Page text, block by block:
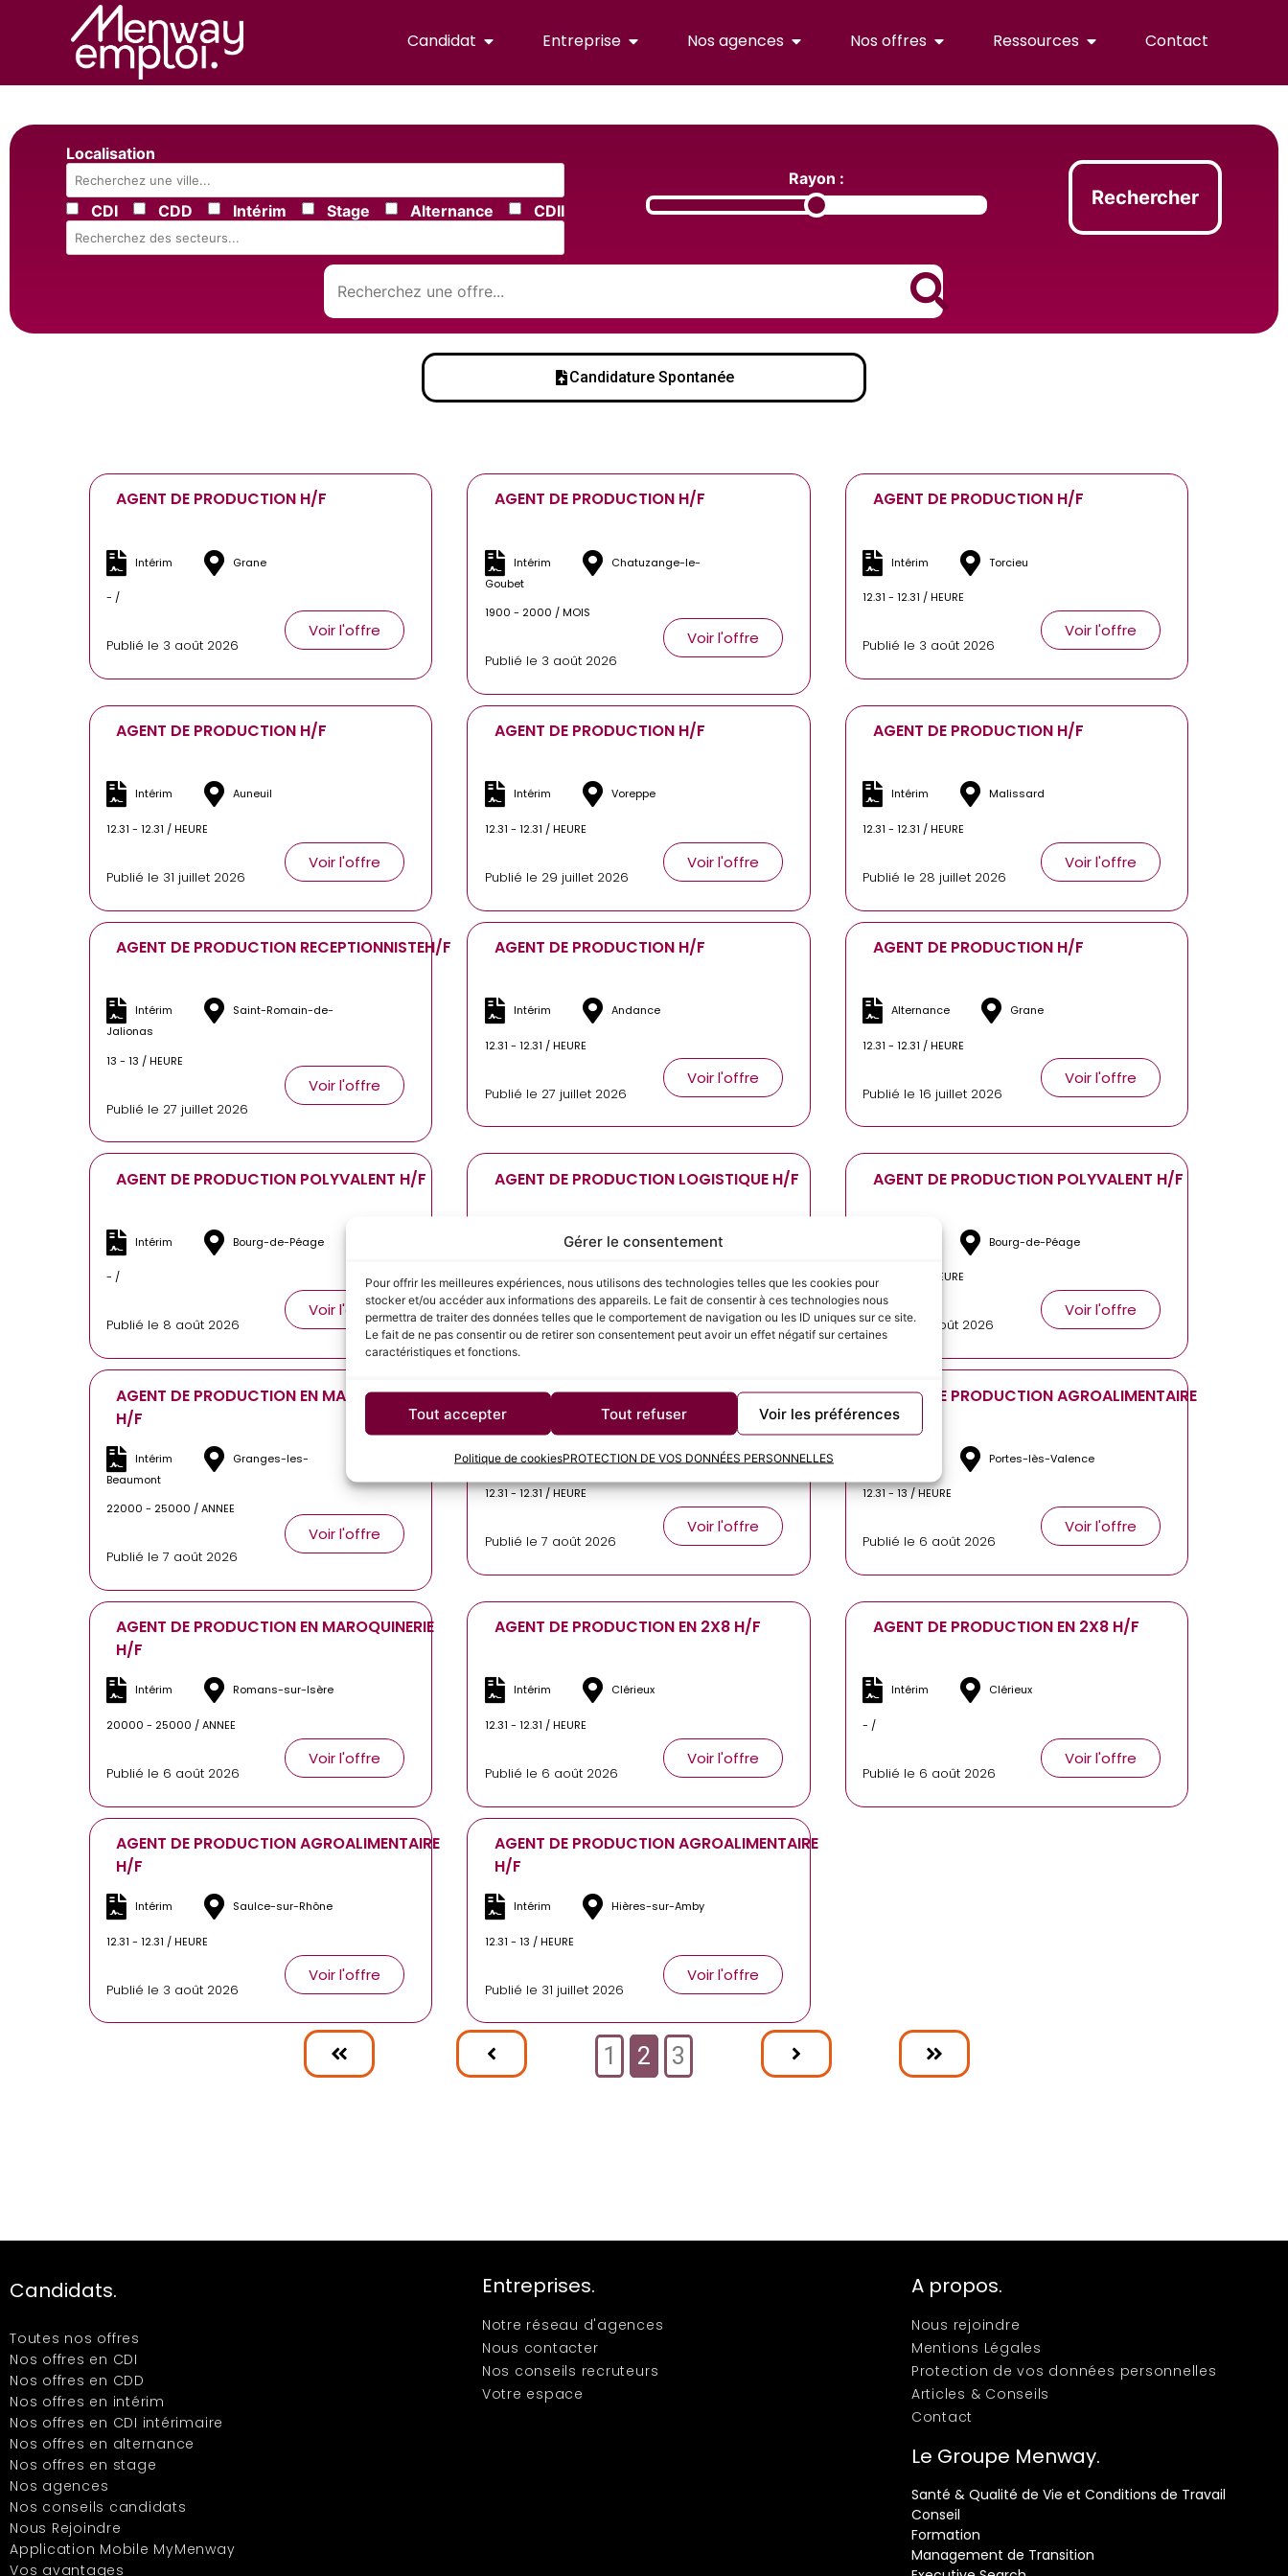
Gérer le consentement
Pour offrir les meilleures expériences, nous utilisons des technologies telles que les cookies pour
stocker et/ou accéder aux informations des appareils. Le fait de consentir à ces technologies nous
permettra de traiter des données telles que le comportement de navigation ou les ID uniques sur ce site.
Le fait de ne pas consentir ou de retirer son consentement peut avoir un effet négatif sur certaines
caractéristiques et fonctions.
Tout accepter Tout refuser Voir les préférences
Politique de cookiesPROTECTION DE VOS DONNÉES PERSONNELLES
Candidat Entreprise Nos agences Nos offres Ressources Contact
Localisation
CDI CDD Intérim Stage Alternance CDII
Rayon :
Rechercher
Candidature Spontanée
AGENT DE PRODUCTION H/F
Intérim Grane
- /
Publié le 3 août 2026
Voir l'offre
AGENT DE PRODUCTION H/F
Intérim
Chatuzange-le-
Goubet
1900 - 2000 / MOIS
Publié le 3 août 2026
Voir l'offre
AGENT DE PRODUCTION H/F
Intérim Torcieu
12.31 - 12.31 / HEURE
Publié le 3 août 2026
Voir l'offre
AGENT DE PRODUCTION H/F
Intérim Auneuil
12.31 - 12.31 / HEURE
Publié le 31 juillet 2026
Voir l'offre
AGENT DE PRODUCTION H/F
Intérim Voreppe
12.31 - 12.31 / HEURE
Publié le 29 juillet 2026
Voir l'offre
AGENT DE PRODUCTION H/F
Intérim Malissard
12.31 - 12.31 / HEURE
Publié le 28 juillet 2026
Voir l'offre
AGENT DE PRODUCTION RECEPTIONNISTEH/F
Intérim
Saint-Romain-de-
Jalionas
13 - 13 / HEURE
Publié le 27 juillet 2026
Voir l'offre
AGENT DE PRODUCTION H/F
Intérim Andance
12.31 - 12.31 / HEURE
Publié le 27 juillet 2026
Voir l'offre
AGENT DE PRODUCTION H/F
Alternance Grane
12.31 - 12.31 / HEURE
Publié le 16 juillet 2026
Voir l'offre
AGENT DE PRODUCTION POLYVALENT H/F
Intérim Bourg-de-Péage
- /
Publié le 8 août 2026
Voir l'offre
AGENT DE PRODUCTION LOGISTIQUE H/F
Intérim Toulouse
13 - 13 / HEURE
Publié le 8 août 2026
Voir l'offre
AGENT DE PRODUCTION POLYVALENT H/F
Intérim Bourg-de-Péage
12.31 - 12.31 / HEURE
Publié le 7 août 2026
Voir l'offre
AGENT DE PRODUCTION EN MAROQUINERIE
H/F
Intérim
Granges-les-
Beaumont
22000 - 25000 / ANNEE
Publié le 7 août 2026
Voir l'offre
AGENT DE PRODUCTION POLYVALENT H/F
Intérim Miribel
12.31 - 12.31 / HEURE
Publié le 7 août 2026
Voir l'offre
AGENT DE PRODUCTION AGROALIMENTAIRE
H/F
Intérim Portes-lès-Valence
12.31 - 13 / HEURE
Publié le 6 août 2026
Voir l'offre
AGENT DE PRODUCTION EN MAROQUINERIE
H/F
Intérim Romans-sur-Isère
20000 - 25000 / ANNEE
Publié le 6 août 2026
Voir l'offre
AGENT DE PRODUCTION EN 2X8 H/F
Intérim Clérieux
12.31 - 12.31 / HEURE
Publié le 6 août 2026
Voir l'offre
AGENT DE PRODUCTION EN 2X8 H/F
Intérim Clérieux
- /
Publié le 6 août 2026
Voir l'offre
AGENT DE PRODUCTION AGROALIMENTAIRE
H/F
Intérim Saulce-sur-Rhône
12.31 - 12.31 / HEURE
Publié le 3 août 2026
Voir l'offre
AGENT DE PRODUCTION AGROALIMENTAIRE
H/F
Intérim Hières-sur-Amby
12.31 - 13 / HEURE
Publié le 31 juillet 2026
Voir l'offre
1 2 3
Candidats.
Toutes nos offres
Nos offres en CDI
Nos offres en CDD
Nos offres en intérim
Nos offres en CDI intérimaire
Nos offres en alternance
Nos offres en stage
Nos agences
Nos conseils candidats
Nous Rejoindre
Application Mobile MyMenway
Vos avantages
Entreprises.
Notre réseau d'agences
Nous contacter
Nos conseils recruteurs
Votre espace
A propos.
Nous rejoindre
Mentions Légales
Protection de vos données personnelles
Articles & Conseils
Contact
Le Groupe Menway.
Santé & Qualité de Vie et Conditions de Travail
Conseil
Formation
Management de Transition